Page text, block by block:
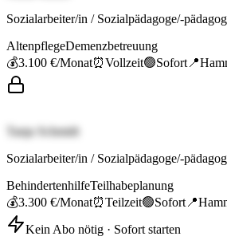
Sozialarbeiter/in / Sozialpädagoge/-
AltenpflegeDemenzbetreuung
💰3.100 €/Monat⏰Vollzeit🟢Sofort 📍
Tanja Schmidt
Sozialarbeiter/in / Sozialpädagoge/-
BehindertenhilfeTeilhabeplanung
💰3.300 €/Monat⏰Teilzeit🟢Sofort 📍
Kein Abo nötig · Sofort starten